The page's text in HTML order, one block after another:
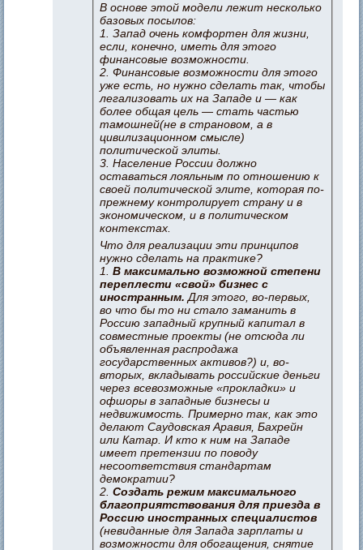
В основе этой модели лежит несколько
базовых посылов:
1. Запад очень комфортен для жизни,
если, конечно, иметь для этого
финансовые возможности.
2. Финансовые возможности для этого
уже есть, но нужно сделать так, чтобы
легализовать их на Западе и — как
более общая цель — стать частью
тамошней(не в страновом, а в
цивилизационном смысле)
политической элиты.
3. Население России должно
оставаться лояльным по отношению к
своей политической элите, которая по-
прежнему контролирует страну и в
экономическом, и в политическом
контекстах.
Что для реализации эти принципов
нужно сделать на практике?
1.В максимально возможной степени
переплести «свой» бизнес с
иностранным. Для этого, во-первых,
во что бы то ни стало заманить в
Россию западный крупный капитал в
совместные проекты (не отсюда ли
объявленная распродажа
государственных активов?) и, во-
вторых, вкладывать российские деньги
через всевозможные «прокладки» и
офшоры в западные бизнесы и
недвижимость. Примерно так, как это
делают Саудовская Аравия, Бахрейн
или Катар. И кто к ним на Западе
имеет претензии по поводу
несоответствия стандартам
демократии?
2.Создать режим максимального
благоприятствования для приезда в
Россию иностранных специалистов
(невиданные для Запада зарплаты и
возможности для обогащения, снятие